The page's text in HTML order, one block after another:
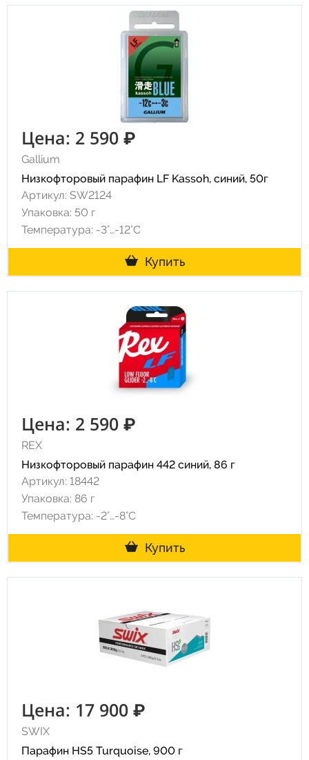
Цена: 2 590 ₽
Gallium
Низкофторовый парафин LF Kassoh, синий, 50г
Артикул: SW2124
Упаковка: 50 г
Температура: -3°…-12°C
Купить
Цена: 2 590 ₽
REX
Низкофторовый парафин 442 синий, 86 г
Артикул: 18442
Упаковка: 86 г
Температура: -2°…-8°C
Купить
Цена: 17 900 ₽
SWIX
Парафин HS5 Turquoise, 900 г